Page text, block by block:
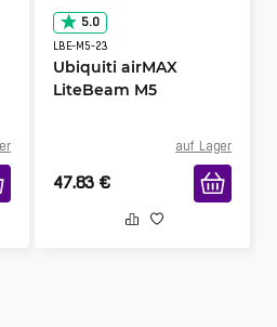
5.0
LBE-M5-23
Ubiquiti airMAX
LiteBeam M5
auf Lager
47.83 €